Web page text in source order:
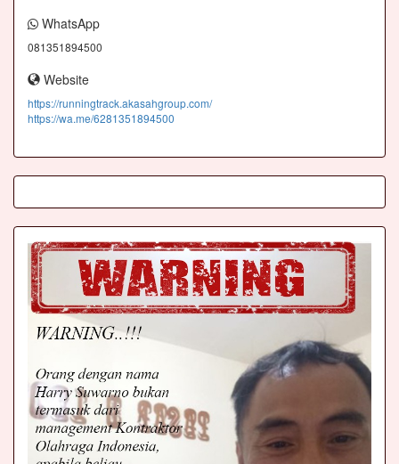
WhatsApp
081351894500
Website
https://runningtrack.akasahgroup.com/
https://wa.me/6281351894500